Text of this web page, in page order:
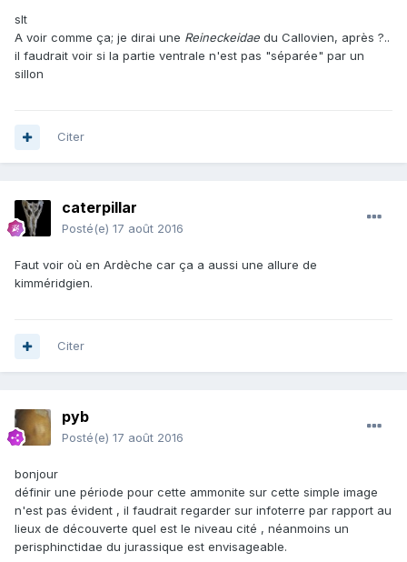
slt
A voir comme ça; je dirai une Reineckeidae du Callovien, après ?..
il faudrait voir si la partie ventrale n'est pas "séparée" par un
sillon
Citer
caterpillar
Posté(e) 17 août 2016
Faut voir où en Ardèche car ça a aussi une allure de
kimméridgien.
Citer
pyb
Posté(e) 17 août 2016
bonjour
définir une période pour cette ammonite sur cette simple image
n'est pas évident , il faudrait regarder sur infoterre par rapport au
lieux de découverte quel est le niveau cité , néanmoins un
perisphinctidae du jurassique est envisageable.